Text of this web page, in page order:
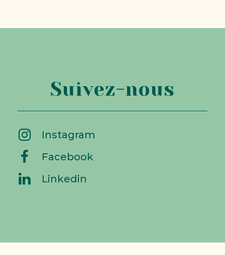
Suivez-nous
Instagram
Facebook
Linkedin